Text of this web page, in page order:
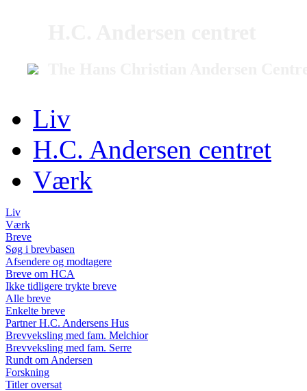
Liv
H.C. Andersen centret
Værk
Liv
Værk
Breve
Søg i brevbasen
Afsendere og modtagere
Breve om HCA
Ikke tidligere trykte breve
Alle breve
Enkelte breve
Partner H.C. Andersens Hus
Brevveksling med fam. Melchior
Brevveksling med fam. Serre
Rundt om Andersen
Forskning
Titler oversat